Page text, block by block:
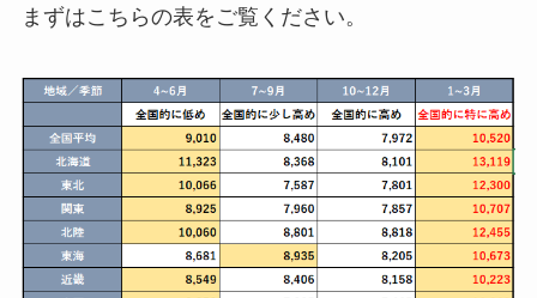
まずはこちらの表をご覧ください。